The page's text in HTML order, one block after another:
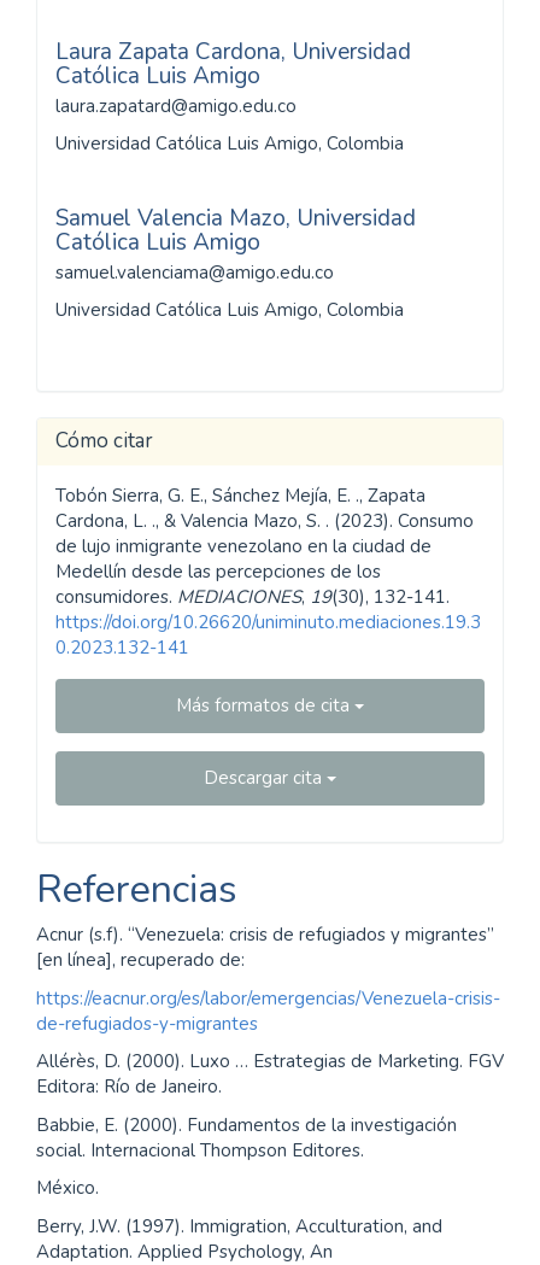
Laura Zapata Cardona, Universidad
Católica Luis Amigo
laura.zapatard@amigo.edu.co
Universidad Católica Luis Amigo, Colombia
Samuel Valencia Mazo, Universidad
Católica Luis Amigo
samuel.valenciama@amigo.edu.co
Universidad Católica Luis Amigo, Colombia
Cómo citar
Tobón Sierra, G. E., Sánchez Mejía, E. ., Zapata
Cardona, L. ., & Valencia Mazo, S. . (2023). Consumo
de lujo inmigrante venezolano en la ciudad de
Medellín desde las percepciones de los
consumidores. MEDIACIONES, 19(30), 132-141.
https://doi.org/10.26620/uniminuto.mediaciones.19.3
0.2023.132-141
Más formatos de cita
Descargar cita
Referencias
Acnur (s.f). “Venezuela: crisis de refugiados y migrantes”
[en línea], recuperado de:
https://eacnur.org/es/labor/emergencias/Venezuela-crisis-
de-refugiados-y-migrantes
Allérès, D. (2000). Luxo … Estrategias de Marketing. FGV
Editora: Río de Janeiro.
Babbie, E. (2000). Fundamentos de la investigación
social. Internacional Thompson Editores.
México.
Berry, J.W. (1997). Immigration, Acculturation, and
Adaptation. Applied Psychology, An